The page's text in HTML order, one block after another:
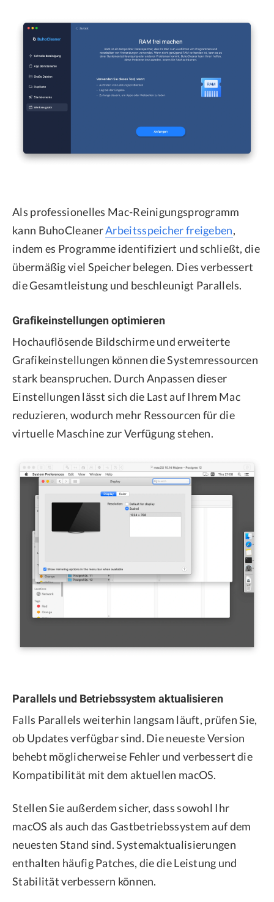
Als professionelles Mac-Reinigungsprogramm
kann BuhoCleanerArbeitsspeicher freigeben,
indem es Programme identifiziert und schließt, die
übermäßig viel Speicher belegen. Dies verbessert
die Gesamtleistung und beschleunigt Parallels.
Grafikeinstellungen optimieren
Hochauflösende Bildschirme und erweiterte
Grafikeinstellungen können die Systemressourcen
stark beanspruchen. Durch Anpassen dieser
Einstellungen lässt sich die Last auf Ihrem Mac
reduzieren, wodurch mehr Ressourcen für die
virtuelle Maschine zur Verfügung stehen.
Parallels und Betriebssystem aktualisieren
Falls Parallels weiterhin langsam läuft, prüfen Sie,
ob Updates verfügbar sind. Die neueste Version
behebt möglicherweise Fehler und verbessert die
Kompatibilität mit dem aktuellen macOS.
Stellen Sie außerdem sicher, dass sowohl Ihr
macOS als auch das Gastbetriebssystem auf dem
neuesten Stand sind. Systemaktualisierungen
enthalten häufig Patches, die die Leistung und
Stabilität verbessern können.